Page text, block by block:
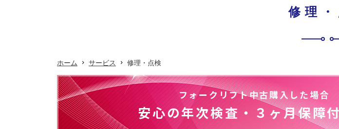
修理・
ホーム サービス 修理・点検
フォークリフト中古購入した場合
安心の年次検査・３ヶ月保障